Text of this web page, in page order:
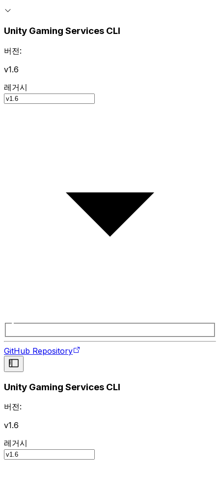
Unity Gaming Services CLI
버전:
v1.6
레거시
GitHub Repository
Unity Gaming Services CLI
버전:
v1.6
레거시